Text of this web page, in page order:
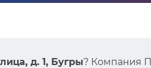
д. 1, Бугры? Компания